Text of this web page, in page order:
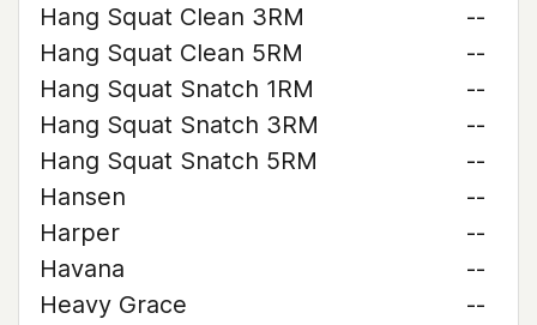
Hang Squat Clean 3RM
--
Hang Squat Clean 5RM
--
Hang Squat Snatch 1RM
--
Hang Squat Snatch 3RM
--
Hang Squat Snatch 5RM
--
Hansen
--
Harper
--
Havana
--
Heavy Grace
--